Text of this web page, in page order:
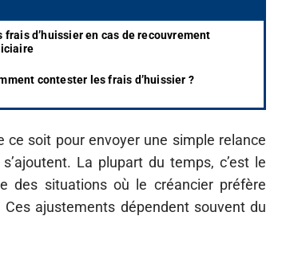
frais d’huissier en cas de recouvrement
contester les frais d’huissier ?
ce soit pour envoyer une simple relance
La plupart du temps, c’est le
des situations où le créancier préfère
ajustements dépendent souvent du